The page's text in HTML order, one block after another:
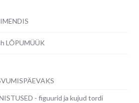
LÕPUMÜÜK
- figuurid ja kujud tordi